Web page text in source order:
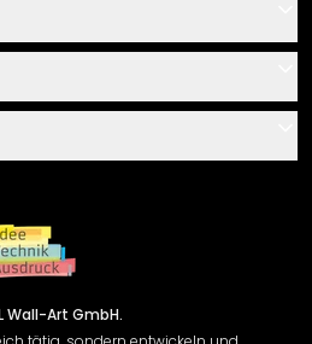
Wall-Art GmbH.